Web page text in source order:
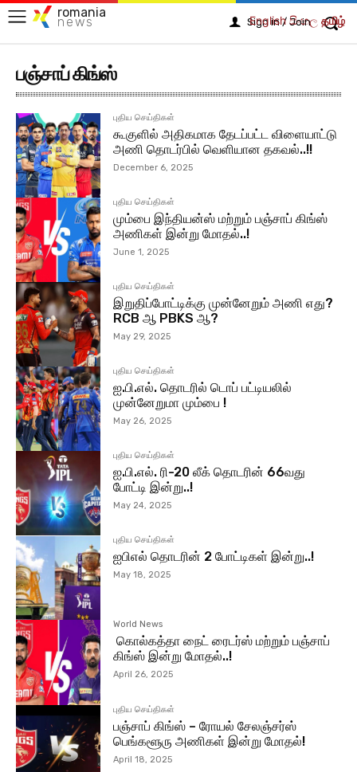
romania
news Sign in / Join
பஞ்சாப் கிங்ஸ்
புதிய செய்திகள்
கூகுளில் அதிகமாக தேடப்பட்ட விளையாட்டு
அணி தொடர்பில் வெளியான தகவல்..!!
December 6, 2025
புதிய செய்திகள்
மும்பை இந்தியன்ஸ் மற்றும் பஞ்சாப் கிங்ஸ்
அணிகள் இன்று மோதல்..!
June 1, 2025
புதிய செய்திகள்
இறுதிப்போட்டிக்கு முன்னேறும் அணி எது?
RCB ஆ PBKS ஆ?
May 29, 2025
புதிய செய்திகள்
ஐ.பி.எல். தொடரில் டொப் பட்டியலில்
முன்னேறுமா மும்பை !
May 26, 2025
புதிய செய்திகள்
ஐ.பி.எல். ரி-20 லீக் தொடரின் 66வது
போட்டி இன்று..!
May 24, 2025
புதிய செய்திகள்
ஐபிஎல் தொடரின் 2 போட்டிகள் இன்று..!
May 18, 2025
World News
கொல்கத்தா நைட் ரைடர்ஸ் மற்றும் பஞ்சாப்
கிங்ஸ் இன்று மோதல்..!
April 26, 2025
புதிய செய்திகள்
பஞ்சாப் கிங்ஸ் – ரோயல் சேலஞ்சர்ஸ்
பெங்களூரு அணிகள் இன்று மோதல்!
April 18, 2025
English සිංහල தமிழ்